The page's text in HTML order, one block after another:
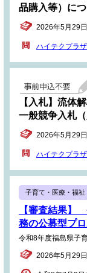
品購入等）に
2026年5月29
ハイテクプラザ
【入札】流体
一般競争入札
2026年5月29
ハイテクプラザ
子育て・医療・福祉
【審査結果】
務の公募型プ
令和8年度福島県子
2026年5月29